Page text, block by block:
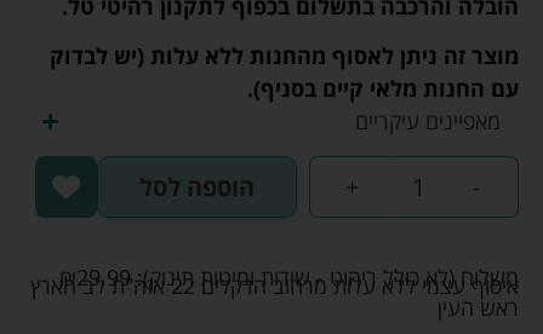
מוצר זה ניתן לאסוף מהחנות ללא עלות (יש לבדוק
עם החנות מלאי קיים בסניף).
מאפיינים עיקריים
-
+ הוספה לסל
משלוח (לא כולל ריהוט - שידות ומיטות תינוק): ₪29.99
איסוף עצמי ללא עלות מרחוב הדקלים 22 אזה"ת לב הארץ
ראש העין